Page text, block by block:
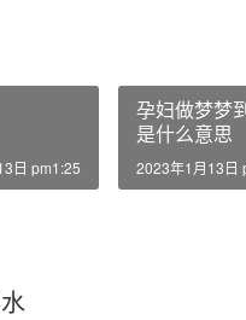
日 pm1:25
孕妇做梦梦
是什么意思
2023年1月13日